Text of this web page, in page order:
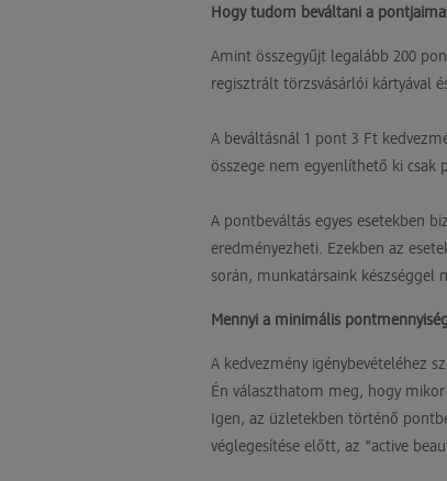
Hogy tudom beváltani a
Amint összegyűjt legalább 200
regisztrált törzsvásárlói kártyával
A beváltásnál 1 pont 3 Ft
összege nem egyenlíthető ki
A pontbeváltás egyes esetekben
eredményezheti. Ezekben az
során, munkatársaink készséggel
Mennyi a minimális
A kedvezmény igénybevételéhez
Én választhatom meg, hogy
Igen, az üzletekben történő
véglegesítése előtt, az "active